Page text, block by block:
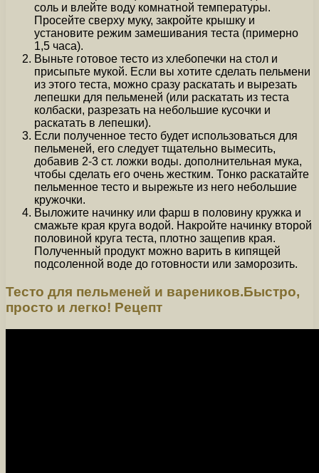
соль и влейте воду комнатной температуры.
Просейте сверху муку, закройте крышку и
установите режим замешивания теста (примерно
1,5 часа).
Выньте готовое тесто из хлебопечки на стол и
присыпьте мукой. Если вы хотите сделать пельмени
из этого теста, можно сразу раскатать и вырезать
лепешки для пельменей (или раскатать из теста
колбаски, разрезать на небольшие кусочки и
раскатать в лепешки).
Если полученное тесто будет использоваться для
пельменей, его следует тщательно вымесить,
добавив 2-3 ст. ложки воды. дополнительная мука,
чтобы сделать его очень жестким. Тонко раскатайте
пельменное тесто и вырежьте из него небольшие
кружочки.
Выложите начинку или фарш в половину кружка и
смажьте края круга водой. Накройте начинку второй
половиной круга теста, плотно защепив края.
Полученный продукт можно варить в кипящей
подсоленной воде до готовности или заморозить.
Тесто для пельменей и вареников.Быстро,
просто и легко! Рецепт